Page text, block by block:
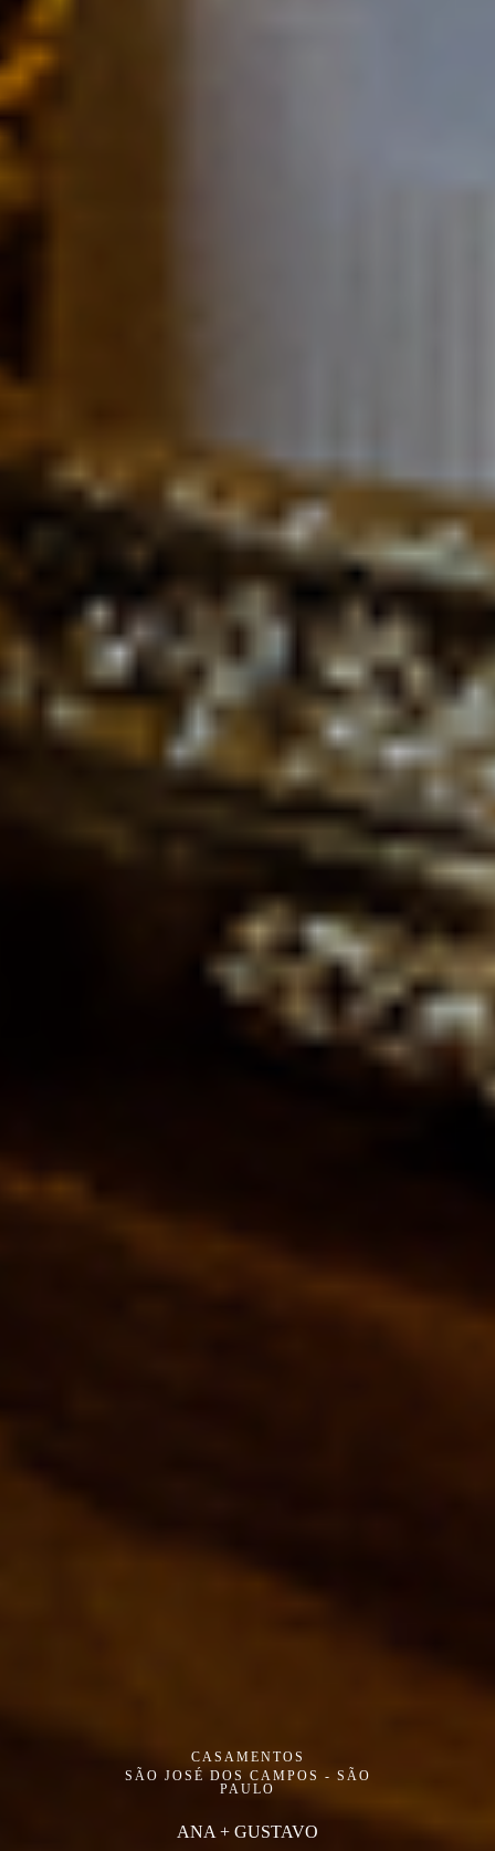
CASAMENTOS
SÃO JOSÉ DOS CAMPOS - SÃO
PAULO
ANA + GUSTAVO